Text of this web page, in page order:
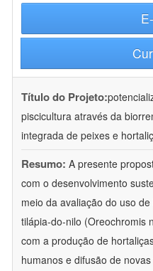
Título do Projeto:
piscicultura através da
integrada de peixes e
Resumo: A presente
com o desenvolvimento
meio da avaliação do uso
tilápia-do-nilo (Oreochromis
com a produção de
humanos e difusão de